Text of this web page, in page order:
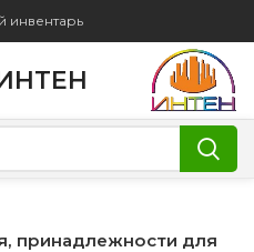
инвентарь
принадлежности для